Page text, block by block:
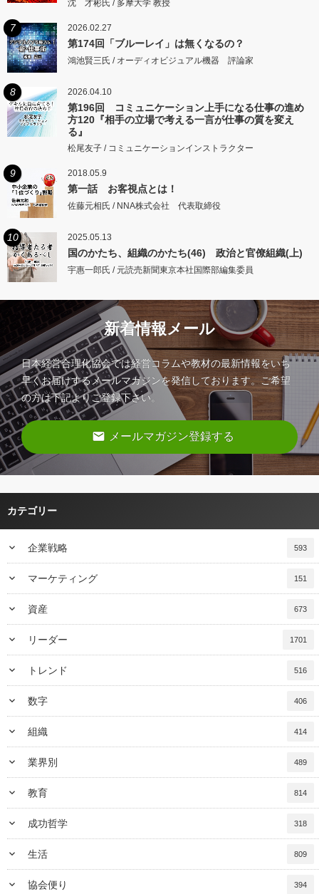
沈 才彬氏 / 多摩大学 教授
7 2026.02.27
第174回「ブルーレイ」は無くなるの？
鴻池賢三氏 / オーディオビジュアル機器 評論家
8 2026.04.10
第196回 コミュニケーション上手になる仕事の進め
方120『相手の立場で考える一言が仕事の質を変え
る』
松尾友子 / コミュニケーションインストラクター
9 2018.05.9
第一話 お客視点とは！
佐藤元相氏 / NNA株式会社 代表取締役
10 2025.05.13
国のかたち、組織のかたち(46) 政治と官僚組織(上)
宇惠一郎氏 / 元読売新聞東京本社国際部編集委員
新着情報メール
日本経営合理化協会では経営コラムや教材の最新情報をいち
早くお届けするメールマガジンを発信しております。ご希望
の方は下記よりご登録下さい。
email メールマガジン登録する
カテゴリー
keyboard_arrow_down 企業戦略 593
keyboard_arrow_down マーケティング 151
keyboard_arrow_down 資産 673
keyboard_arrow_down リーダー 1701
keyboard_arrow_down トレンド 516
keyboard_arrow_down 数字 406
keyboard_arrow_down 組織 414
keyboard_arrow_down 業界別 489
keyboard_arrow_down 教育 814
keyboard_arrow_down 成功哲学 318
keyboard_arrow_down 生活 809
keyboard_arrow_down 協会便り 394